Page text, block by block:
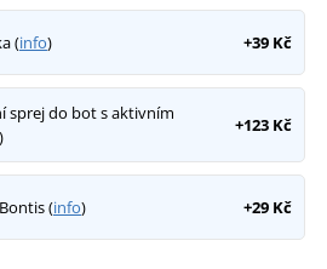
(info) +39 Kč
sprej do bot s aktivním
)
+123 Kč
(info) +29 Kč